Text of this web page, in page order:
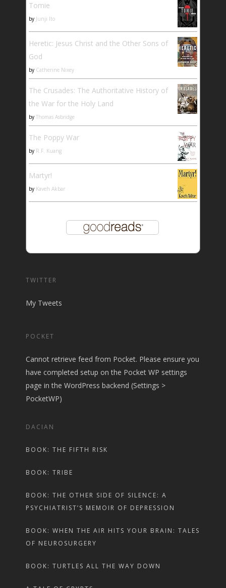
Tomie
by Junji Ito
Heretic: Jesus Christ and the Other Sons of
God
by Catherine Nixey
The Crusades: The Authoritative History of
the War for the Holy Land
by Thomas Asbridge
The Poppy War
by R.F. Kuang
Martyr!
by Kaveh Akbar
TWITTER
My Tweets
POCKET
Cannot retrieve feed from Pocket. Please ensure you
have completed setup on the Pocket WP settings
page in the WordPress backend (Settings >
PocketWP)
DACIAN
BOOK: THE FIFTH RISK
BOOK: TRIBE
BOOK: THE OTHER SIDE OF SILENCE: A
PSYCHIATRIST’S MEMOIR OF DEPRESSION
BOOK: WHEN THE AIR HITS YOUR BRAIN: TALES
OF NEUROSURGERY
BOOK: TURTLES ALL THE WAY DOWN